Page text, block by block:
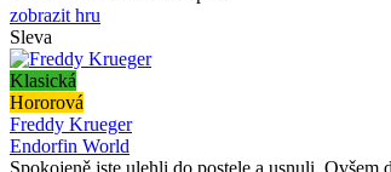
zobrazit hru
Sleva
Klasická
Hororová
Freddy Krueger
Endorfin World
Spokojeně jste ulehli do postele a usnuli.